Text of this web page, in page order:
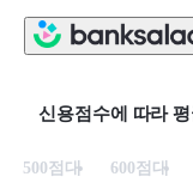
신용점수에 따라
500점대 600점대